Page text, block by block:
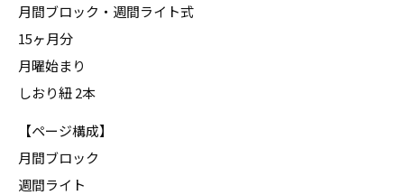
月間ブロック・週間ライト式
15ヶ月分
月曜始まり
しおり紐 2本
【ページ構成】
月間ブロック
週間ライト